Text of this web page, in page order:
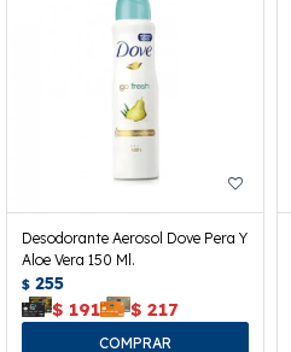
Desodorante Aerosol Dove Pera Y
Aloe Vera 150 Ml.
$ 255
$ 191 $ 217